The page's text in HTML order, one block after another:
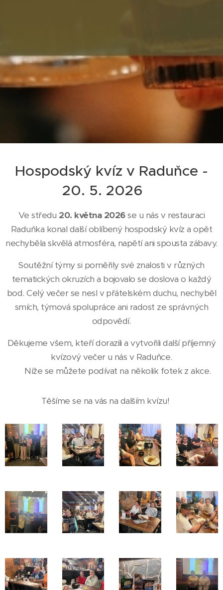
Hospodský kvíz v Raduňce -
20. 5. 2026🧠
Ve středu 20. května 2026se u nás v restauraci
Raduňka konal další oblíbený hospodský kvíz a opět
nechyběla skvělá atmosféra, napětí ani spousta zábavy.
Soutěžní týmy si poměřily své znalosti v různých
tematických okruzích a bojovalo se doslova o každý
bod. Celý večer se nesl v přátelském duchu, nechyběl
smích, týmová spolupráce ani radost ze správných
odpovědí.
Děkujeme všem, kteří dorazili a vytvořili další příjemný
kvízový večer u nás v Raduňce.
📸 Níže se můžete podívat na několik fotek z akce.
Těšíme se na vás na dalším kvízu! 💛